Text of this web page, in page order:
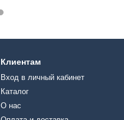
Клиентам
Вход в личный кабинет
Каталог
О нас